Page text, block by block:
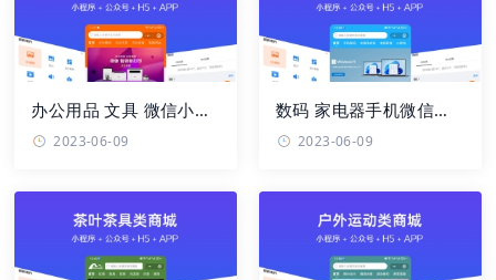
办公用品 文具 微信小程
序、app、H5手机网
站、PC网站 ...
2023-06-09
数码 家电器手机微信小
程序、app、H5手机网
站、PC网站 ...
2023-06-09